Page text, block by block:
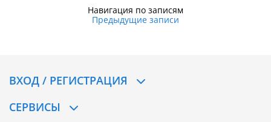
Навигация по записям
Предыдущие записи
ВХОД / РЕГИСТРАЦИЯ
СЕРВИСЫ